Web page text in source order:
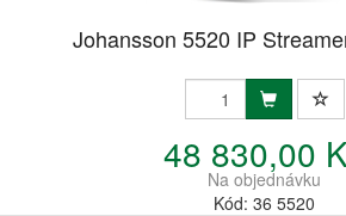
Johansson 5520 IP
48 830,00
Na objednávku
Kód: 36 5520